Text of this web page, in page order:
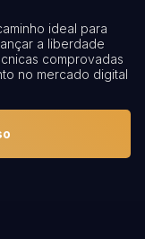
ideal para
a liberdade
comprovadas
no mercado digital